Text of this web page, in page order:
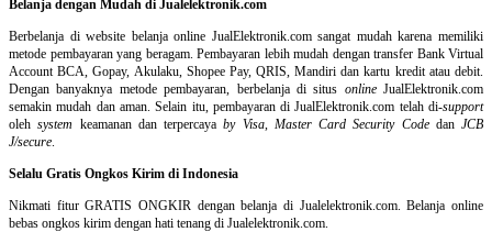
Belanja dengan Mudah di Jualelektronik.com
Berbelanja diwebsite belanja online JualElektronik.com sangat mudah karena memiliki
metode pembayaran yang beragam. Pembayaran lebih mudah dengan transfer Bank Virtual
Account BCA, Gopay, Akulaku, Shopee Pay, QRIS, Mandiri dan kartu kredit atau debit.
Dengan banyaknya metode pembayaran, berbelanja di situs onlineJualElektronik.com
semakin mudah dan aman. Selain itu, pembayaran di JualElektronik.com telah di-support
olehsystem keamanan dan terpercayaby Visa, Master Card Security Codedan JCB
J/secure
Selalu Gratis Ongkos Kirim di Indonesia
Nikmati fitur GRATIS ONGKIR dengan belanja di Jualelektronik.com. Belanja online
bebas ongkos kirim dengan hati tenang di Jualelektronik.com.